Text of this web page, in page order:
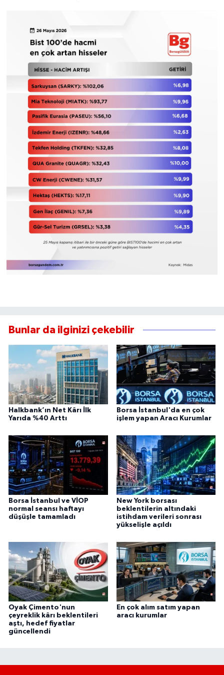
Bunlar da ilginizi çekebilir
Halkbank’ın Net Kârı İlk
Yarıda %40 Arttı
Borsa İstanbul'da en çok
işlem yapan Aracı Kurumlar
Borsa İstanbul ve VİOP
normal seansı haftayı
düşüşle tamamladı
New York borsası
beklentilerin altındaki
istihdam verileri sonrası
yükselişle açıldı
Oyak Çimento'nun
çeyreklik kârı beklentileri
aştı, hedef fiyatlar
güncellendi
En çok alım satım yapan
aracı kurumlar